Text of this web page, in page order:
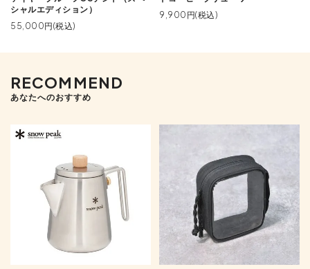
シャルエディション）
55,000円(税込)
9,900円(税込)
RECOMMEND
あなたへのおすすめ